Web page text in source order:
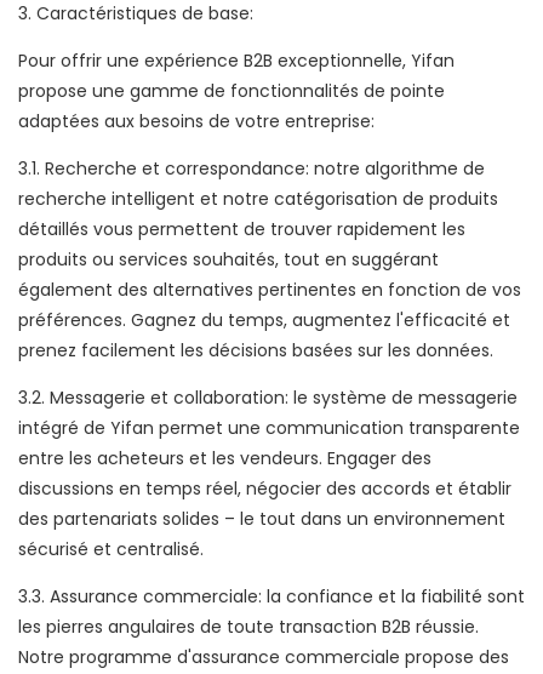
3. Caractéristiques de base:
Pour offrir une expérience B2B exceptionnelle, Yifan
propose une gamme de fonctionnalités de pointe
adaptées aux besoins de votre entreprise:
3.1. Recherche et correspondance: notre algorithme de
recherche intelligent et notre catégorisation de produits
détaillés vous permettent de trouver rapidement les
produits ou services souhaités, tout en suggérant
également des alternatives pertinentes en fonction de vos
préférences. Gagnez du temps, augmentez l'efficacité et
prenez facilement les décisions basées sur les données.
3.2. Messagerie et collaboration: le système de messagerie
intégré de Yifan permet une communication transparente
entre les acheteurs et les vendeurs. Engager des
discussions en temps réel, négocier des accords et établir
des partenariats solides – le tout dans un environnement
sécurisé et centralisé.
3.3. Assurance commerciale: la confiance et la fiabilité sont
les pierres angulaires de toute transaction B2B réussie.
Notre programme d'assurance commerciale propose des